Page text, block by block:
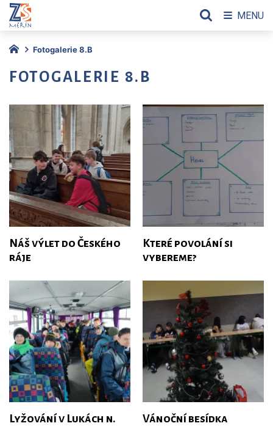
Fotogalerie 8.B
FOTOGALERIE 8.B
Náš výlet do Českého
ráje
Které povolání si
vybereme?
Lyžování v Lukách n.
Vánoční besídka
MENU